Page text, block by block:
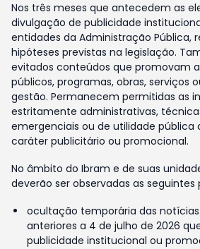
Nos três meses que antecedem as
divulgação de publicidade
entidades da Administração Pública,
hipóteses previstas na legislação.
evitados conteúdos que promovam
públicos, programas, obras, serviços
gestão. Permanecem permitidas as
estritamente administrativas,
emergenciais ou de utilidade pública
caráter publicitário ou promocional.
No âmbito do Ibram e de suas
deverão ser observadas as seguintes
ocultação temporária das
anteriores a 4 de julho de 2026
publicidade institucional ou